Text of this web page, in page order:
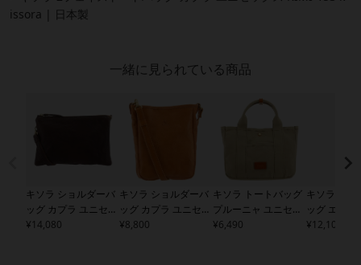
issora | 日本製
一緒に見られている商品
キソラ ショルダーバ
ッグ カプラ ユニセッ
クスKIMI-142 kissor
¥14,080
キソラ ショルダーバ
ッグ カプラ ユニセッ
クスKIMI-143 kissor
¥8,800
キソラ トートバッグ
プルーニャ ユニセッ
クスKIBP-357 kissor
¥6,490
キソラ ショ
ッグ エテル
ックス
¥12,100